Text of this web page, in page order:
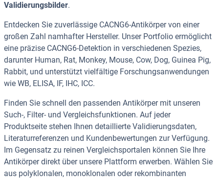
Validierungsbilder.
Entdecken Sie zuverlässige CACNG6-Antikörper von einer
großen Zahl namhafter Hersteller. Unser Portfolio ermöglicht
eine präzise CACNG6-Detektion in verschiedenen Spezies,
darunter Human, Rat, Monkey, Mouse, Cow, Dog, Guinea Pig,
Rabbit, und unterstützt vielfältige Forschungsanwendungen
wie WB, ELISA, IF, IHC, ICC.
Finden Sie schnell den passenden Antikörper mit unseren
Such-, Filter- und Vergleichsfunktionen. Auf jeder
Produktseite stehen Ihnen detaillierte Validierungsdaten,
Literaturreferenzen und Kundenbewertungen zur Verfügung.
Im Gegensatz zu reinen Vergleichsportalen können Sie Ihre
Antikörper direkt über unsere Plattform erwerben. Wählen Sie
aus polyklonalen, monoklonalen oder rekombinanten